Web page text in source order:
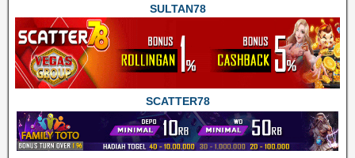
SULTAN78
SCATTER78